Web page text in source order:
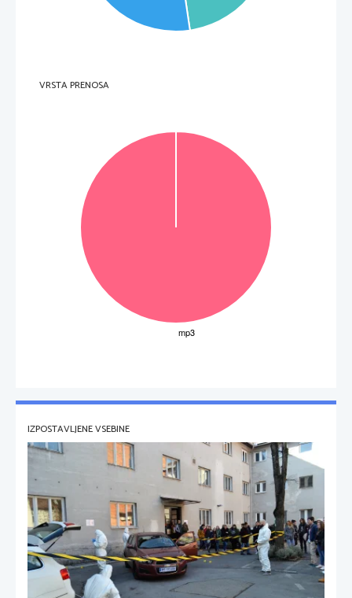
VRSTA PRENOSA
IZPOSTAVLJENE VSEBINE